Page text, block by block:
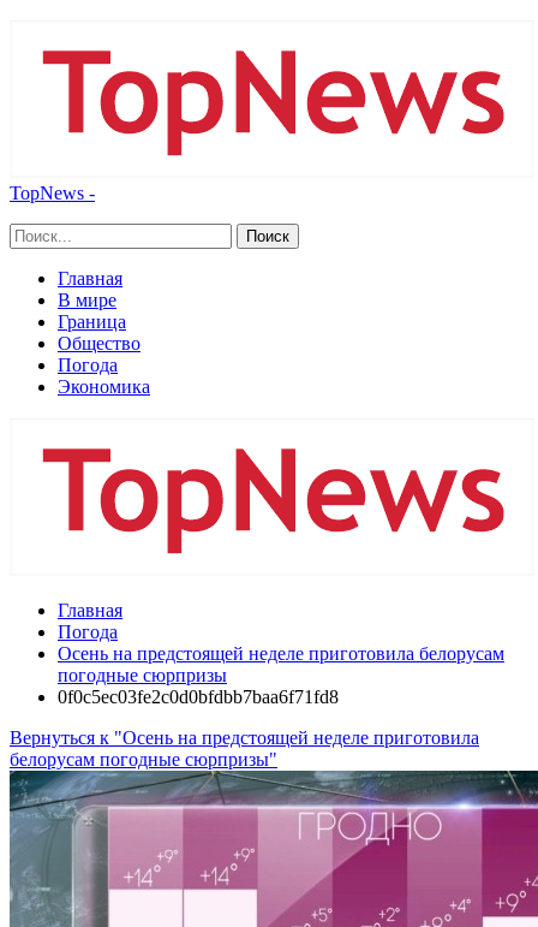
TopNews -
Главная
В мире
Граница
Общество
Погода
Экономика
Главная
Погода
Осень на предстоящей неделе приготовила белорусам
погодные сюрпризы
0f0c5ec03fe2c0d0bfdbb7baa6f71fd8
Вернуться к "Осень на предстоящей неделе приготовила
белорусам погодные сюрпризы"